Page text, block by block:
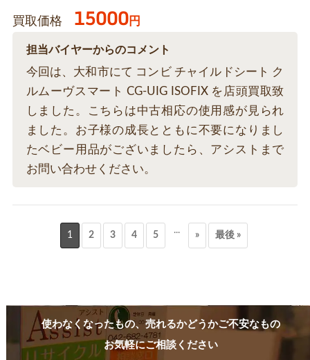
買取価格 15000円
担当バイヤーからのコメント
今回は、大和市にて コンビ チャイルドシート ク
ルムーヴスマート CG-UIG ISOFIX を店頭買取致
しました。こちらは中古相応の使用感が見られ
ました。お子様の成長とともに不要になりまし
たベビー用品がございましたら、アシストまで
お問い合わせください。
1 2 3 4 5 ... » 最後 »
使わなくなったもの、売れるかどうかご不安なもの
お気軽にご相談ください